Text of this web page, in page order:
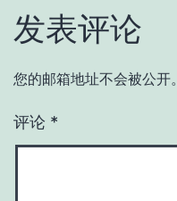
发表评论
您的邮箱地址不会被公开。
评论 *